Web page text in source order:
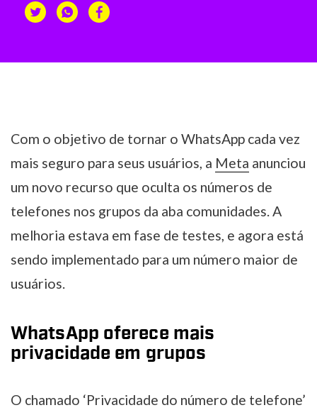
Com o objetivo de tornar o WhatsApp cada vez
mais seguro para seus usuários, a Meta anunciou
um novo recurso que oculta os números de
telefones nos grupos da aba comunidades. A
melhoria estava em fase de testes, e agora está
sendo implementado para um número maior de
usuários.
WhatsApp oferece mais
privacidade em grupos
O chamado ‘Privacidade do número de telefone’